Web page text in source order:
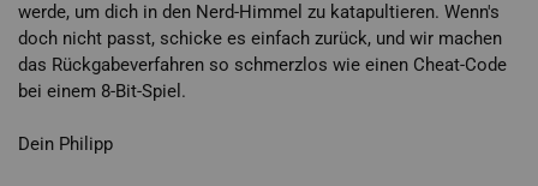
werde, um dich in den Nerd-Himmel zu katapultieren. Wenn's
doch nicht passt, schicke es einfach zurück, und wir machen
das Rückgabeverfahren so schmerzlos wie einen Cheat-Code
bei einem 8-Bit-Spiel.
Dein Philipp